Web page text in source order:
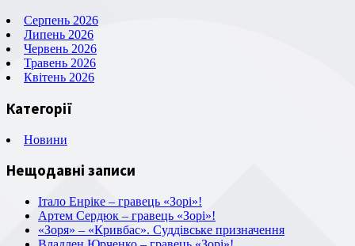
Серпень 2026
Липень 2026
Червень 2026
Травень 2026
Квітень 2026
Категорії
Новини
Нещодавні записи
Італо Енріке – гравець «Зорі»!
Артем Сердюк – гравець «Зорі»!
«Зоря» – «Кривбас». Суддівське призначення